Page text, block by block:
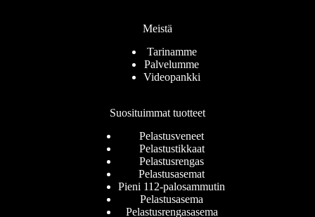
Meistä
Tarinamme
Palvelumme
Videopankki
Suosituimmat tuotteet
Pelastusveneet
Pelastustikkaat
Pelastusrengas
Pelastusasemat
Pieni 112-palosammutin
Pelastusasema
Pelastusrengasasema